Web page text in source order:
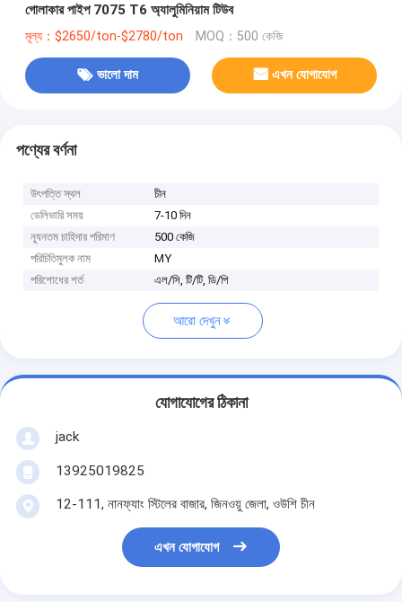
গোলাকার পাইপ 7075 T6 অ্যালুমিনিয়াম টিউব
মূল্য：$2650/ton-$2780/ton MOQ：500 কেজি
ভালো দাম এখন যোগাযোগ
পণ্যের বর্ণনা
উৎপত্তি স্থল
চীন
ডেলিভারি সময়
7-10 দিন
ন্যূনতম চাহিদার পরিমাণ
500 কেজি
পরিচিতিমুলক নাম
MY
পরিশোধের শর্ত
এল/সি, টি/টি, ডি/পি
আরো দেখুন
যোগাযোগের ঠিকানা
jack
13925019825
12-111, নানফ্যাং স্টিলের বাজার, জিনওয়ু জেলা, ওউশি চীন
এখন যোগাযোগ